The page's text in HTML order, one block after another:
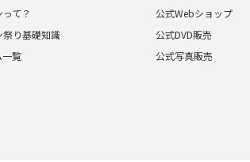
て？
祭り基礎知識
覧
公式Webショップ
公式DVD販売
公式写真販売